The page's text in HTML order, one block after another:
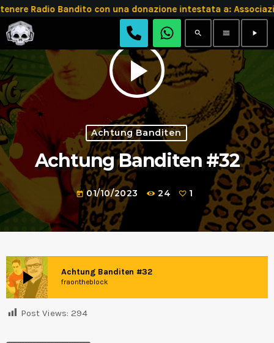
Radio Bandito con una donazione intestata a:
search menu play_arrow
play_arrow
Achtung Banditen
Achtung Banditen #32
today 01/10/2023 24 1
play_arrow Achtung Banditen #32
fraontheblock
Post Views: 294